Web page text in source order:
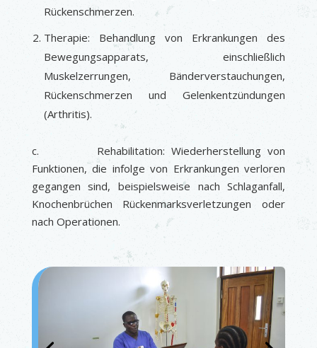
Rückenschmerzen.
Therapie: Behandlung von Erkrankungen des
Bewegungsapparats, einschließlich
Muskelzerrungen, Bänderverstauchungen,
Rückenschmerzen und Gelenkentzündungen
(Arthritis).
c. Rehabilitation: Wiederherstellung von
Funktionen, die infolge von Erkrankungen verloren
gegangen sind, beispielsweise nach Schlaganfall,
Knochenbrüchen Rückenmarksverletzungen oder
nach Operationen.